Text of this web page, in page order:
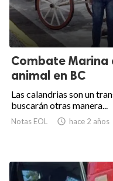
Combate
animal en BC
Las calandrias son un
buscarán otras manera...
Notas EOL  hace 2 años